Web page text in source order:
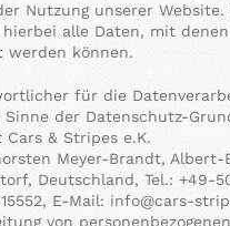
Nutzung unserer Website.
alle Daten, mit
werden können.
für die
Sinne der Datenschutz-
Cars & Stripes e.K.
Meyer-Brandt, Albert-
Deutschland, Tel.: +49-
E-Mail: info@cars-
von